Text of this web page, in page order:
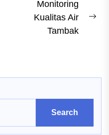
Monitoring
Kualitas Air
Tambak
Search